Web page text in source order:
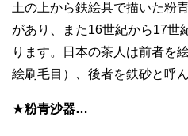
土の上から鉄絵具で描いた粉
があり、また16世紀から17世
ります。日本の茶人は前者を
絵刷毛目）、後者を鉄砂と呼
★粉青沙器…